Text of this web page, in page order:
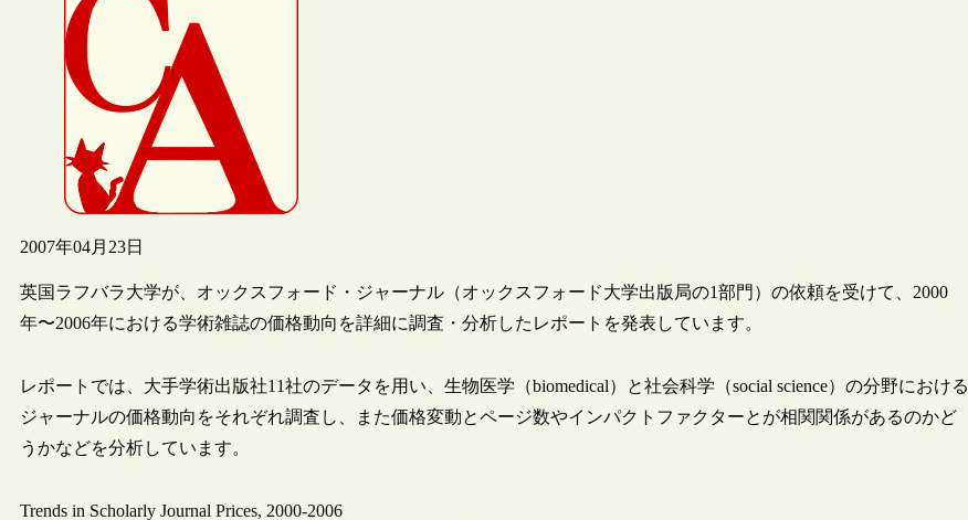
2007年04月23日
英国ラフバラ大学が、オックスフォード・ジャーナル（オックスフォード大学出版局の1部門）の依頼を受けて、2000
年〜2006年における学術雑誌の価格動向を詳細に調査・分析したレポートを発表しています。
レポートでは、大手学術出版社11社のデータを用い、生物医学（biomedical）と社会科学（social science）の分野における
ジャーナルの価格動向をそれぞれ調査し、また価格変動とページ数やインパクトファクターとが相関関係があるのかど
うかなどを分析しています。
Trends in Scholarly Journal Prices, 2000-2006